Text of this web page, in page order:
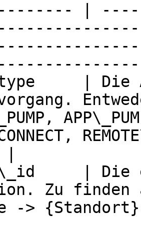
|
| Die
| Die
Zu
->